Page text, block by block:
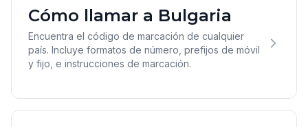
Cómo llamar a Bulgaria
Encuentra el código de marcación de cualquier
país. Incluye formatos de número, prefijos de móvil
y fijo, e instrucciones de marcación.